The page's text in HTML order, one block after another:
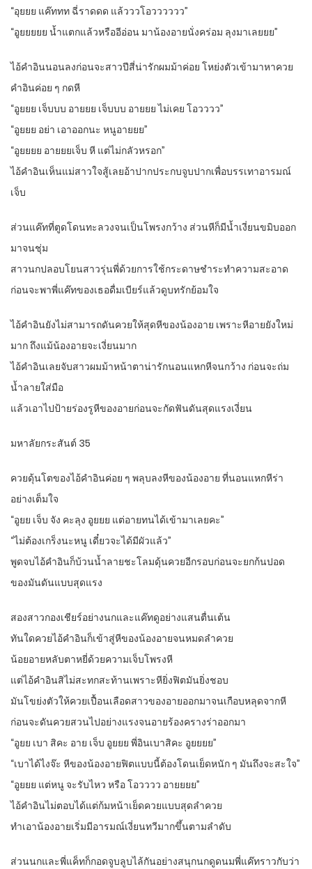
“อุยยย แค๊ททท ฉี่ราดดด แล้วววโอวววววว”
“อูยยยยย น้ำแตกแล้วหรืออีอ่อน มาน้องอายนั่งคร่อม ลุงมาเลยยย”
ไอ้คำอินนอนลงก่อนจะสาวปีสี่น่ารักผมม้าค่อย โหย่งตัวเข้ามาหาควย
คำอินค่อย ๆ กดหี
“อูยยย เจ็บบบ อายยย เจ็บบบ อายยย ไม่เคย โอวววว”
“อูยยย อย่า เอาออกนะ หนูอายยย”
“อูยยยย อายยยเจ็บ หี แต่ไม่กลัวหรอก”
ไอ้คำอินเห็นแม่สาวใจสู้เลยอ้าปากประกบจูบปากเพื่อบรรเทาอารมณ์
เจ็บ
ส่วนแค๊ทที่ตูดโดนทะลวงจนเป็นโพรงกว้าง ส่วนหีก็มีน้ำเงี่ยนขมิบออก
มาจนชุ่ม
สาวนกปลอบโยนสาวรุ่นพี่ด้วยการใช้กระดาษชำระทำความสะอาด
ก่อนจะพาพี่แค๊ทของเธอดื่มเบียร์แล้วดูบทรักย้อมใจ
ไอ้คำอินยังไม่สามารถดันควยให้สุดหีของน้องอาย เพราะหีอายยังใหม่
มาก ถึงแม้น้องอายจะเงี่ยนมาก
ไอ้คำอินเลยจับสาวผมม้าหน้าตาน่ารักนอนแหกหีจนกว้าง ก่อนจะถ่ม
น้ำลายใส่มือ
แล้วเอาไปป้ายร่องรูหีของอายก่อนจะกัดฟันดันสุดแรงเงี่ยน
มหาลัยกระสันต์ 35
ควยดุ้นโตของไอ้คำอินค่อย ๆ พลุบลงหีของน้องอาย ที่นอนแหกหีร่า
อย่างเต็มใจ
“อูยย เจ็บ จัง คะลุง อูยยย แต่อายทนได้เข้ามาเลยคะ”
“ไม่ต้องเกร็งนะหนู เดี๋ยวจะได้มีผัวแล้ว”
พูดจบไอ้คำอินก็บ้วนน้ำลายชะโลมดุ้นควยอีกรอบก่อนจะยกก้นปอด
ของมันดันแบบสุดแรง
สองสาวกองเชียร์อย่างนกและแค๊ทดูอย่างแสนตื่นเต้น
ทันใดควยไอ้คำอินก็เข้าสู่หีของน้องอายจนหมดลำควย
น้อยอายหลับตาหยี่ด้วยความเจ็บโพรงหี
แต่ไอ้คำอินสิไม่สะทกสะท้านเพราะหียิ่งฟิตมันยิ่งชอบ
มันโขย่งตัวให้ควยเปื้อนเลือดสาวของอายออกมาจนเกือบหลุดจากหี
ก่อนจะดันควยสวนไปอย่างแรงจนอายร้องครางร่าออกมา
“อูยย เบา สิคะ อาย เจ็บ อูยยย พี่อินเบาสิคะ อูยยยย”
“เบาได้ไงจ๊ะ หีของน้องอายฟิตแบบนี้ต้องโดนเย็ดหนัก ๆ มันถึงจะสะใจ”
“อูยยย แต่หนู จะรับไหว หรือ โอวววว อายยยย”
ไอ้คำอินไม่ตอบได้แต่ก้มหน้าเย็ดควยแบบสุดลำควย
ทำเอาน้องอายเริ่มมีอารมณ์เงี่ยนทวีมากขึ้นตามลำดับ
ส่วนนกและพี่แค็ทก็กอดจูบลูบไล้กันอย่างสนุกนกดูดนมพี่แค๊ทราวกับว่า